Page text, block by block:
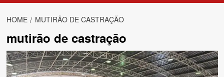
HOME MUTIRÃO DE CASTRAÇÃO
mutirão de castração